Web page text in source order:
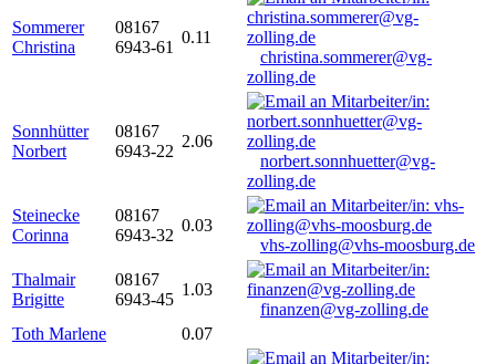
Sommerer
Christina
08167
6943-61
0.11
christina.sommerer@vg-
zolling.de
Sonnhütter
Norbert
08167
6943-22
2.06
norbert.sonnhuetter@vg-
zolling.de
Steinecke
Corinna
08167
6943-32
0.03
vhs-zolling@vhs-moosburg.de
Thalmair
Brigitte
08167
6943-45
1.03
finanzen@vg-zolling.de
Toth Marlene
0.07